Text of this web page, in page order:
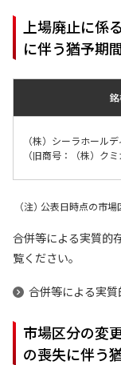
上場廃止に係
に伴う猶予期
（株）シーラホール
（旧商号：（株）クミ
公表日時点の市場
合併等による実質的
覧ください。
合併等による実
市場区分の変
の喪失に伴う